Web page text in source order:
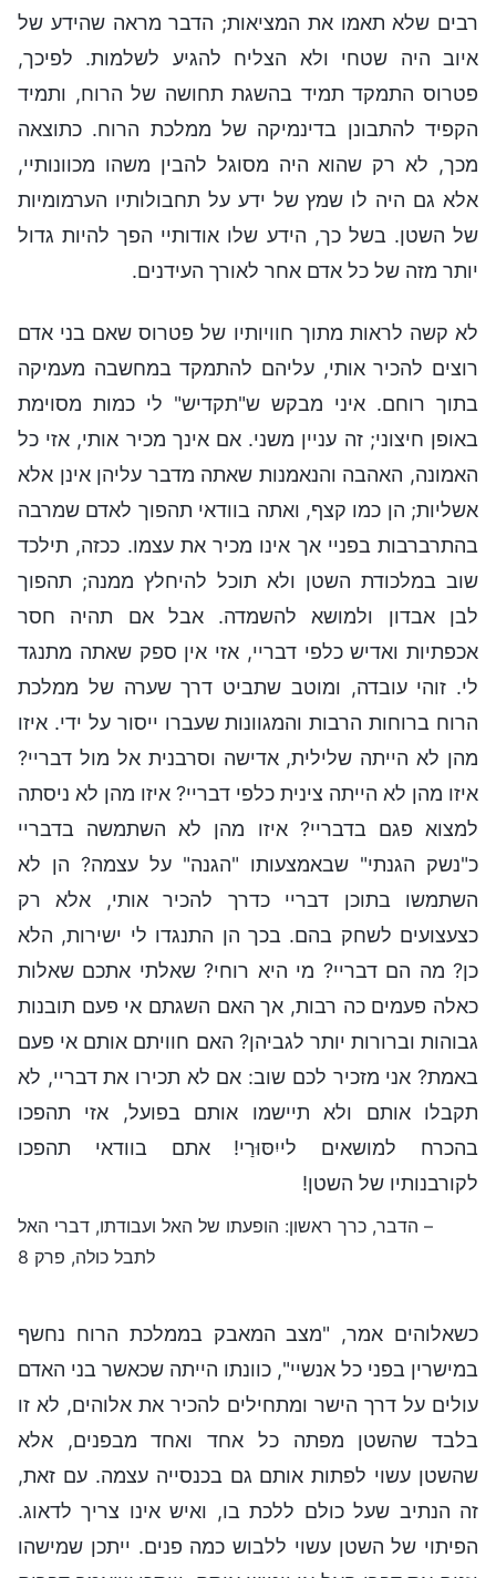
רבים שלא תאמו את המציאות; הדבר מראה שהידע של
איוב היה שטחי ולא הצליח להגיע לשלמות. לפיכך,
פטרוס התמקד תמיד בהשגת תחושה של הרוח, ותמיד
הקפיד להתבונן בדינמיקה של ממלכת הרוח. כתוצאה
מכך, לא רק שהוא היה מסוגל להבין משהו מכוונותיי,
אלא גם היה לו שמץ של ידע על תחבולותיו הערמומיות
של השטן. בשל כך, הידע שלו אודותיי הפך להיות גדול
יותר מזה של כל אדם אחר לאורך העידנים.
לא קשה לראות מתוך חוויותיו של פטרוס שאם בני אדם
רוצים להכיר אותי, עליהם להתמקד במחשבה מעמיקה
בתוך רוחם. איני מבקש ש"תקדיש" לי כמות מסוימת
באופן חיצוני; זה עניין משני. אם אינך מכיר אותי, אזי כל
האמונה, האהבה והנאמנות שאתה מדבר עליהן אינן אלא
אשליות; הן כמו קצף, ואתה בוודאי תהפוך לאדם שמרבה
בהתרברבות בפניי אך אינו מכיר את עצמו. ככזה, תילכד
שוב במלכודת השטן ולא תוכל להיחלץ ממנה; תהפוך
לבן אבדון ולמושא להשמדה. אבל אם תהיה חסר
אכפתיות ואדיש כלפי דבריי, אזי אין ספק שאתה מתנגד
לי. זוהי עובדה, ומוטב שתביט דרך שערה של ממלכת
הרוח ברוחות הרבות והמגוונות שעברו ייסור על ידי. איזו
מהן לא הייתה שלילית, אדישה וסרבנית אל מול דבריי?
איזו מהן לא הייתה צינית כלפי דבריי? איזו מהן לא ניסתה
למצוא פגם בדבריי? איזו מהן לא השתמשה בדבריי
כ"נשק הגנתי" שבאמצעותו "הגנה" על עצמה? הן לא
השתמשו בתוכן דבריי כדרך להכיר אותי, אלא רק
כצעצועים לשחק בהם. בכך הן התנגדו לי ישירות, הלא
כן? מה הם דבריי? מי היא רוחי? שאלתי אתכם שאלות
כאלה פעמים כה רבות, אך האם השגתם אי פעם תובנות
גבוהות וברורות יותר לגביהן? האם חוויתם אותם אי פעם
באמת? אני מזכיר לכם שוב: אם לא תכירו את דבריי, לא
תקבלו אותם ולא תיישמו אותם בפועל, אזי תהפכו
בהכרח למושאים לייִסּוּרַי! אתם בוודאי תהפכו
לקורבנותיו של השטן!
– הדבר, כרך ראשון: הופעתו של האל ועבודתו, דברי האל
לתבל כולה, פרק 8
כשאלוהים אמר, "מצב המאבק בממלכת הרוח נחשף
במישרין בפני כל אנשיי", כוונתו הייתה שכאשר בני האדם
עולים על דרך הישר ומתחילים להכיר את אלוהים, לא זו
בלבד שהשטן מפתה כל אחד ואחד מבפנים, אלא
שהשטן עשוי לפתות אותם גם בכנסייה עצמה. עם זאת,
זה הנתיב שעל כולם ללכת בו, ואיש אינו צריך לדאוג.
הפיתוי של השטן עשוי ללבוש כמה פנים. ייתכן שמישהו